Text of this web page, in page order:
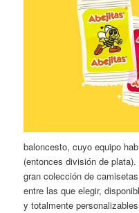
baloncesto, cuyo equipo
(entonces división de
gran colección de
entre las que elegir,
y totalmente